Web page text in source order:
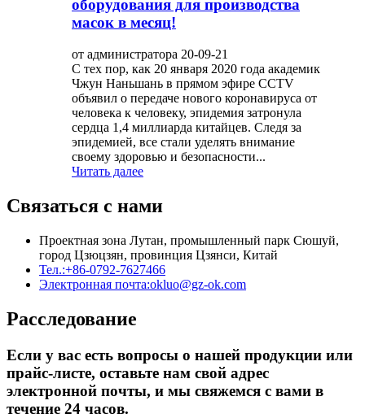
оборудования для производства
масок в месяц!
от администратора 20-09-21
С тех пор, как 20 января 2020 года академик
Чжун Наньшань в прямом эфире CCTV
объявил о передаче нового коронавируса от
человека к человеку, эпидемия затронула
сердца 1,4 миллиарда китайцев. Следя за
эпидемией, все стали уделять внимание
своему здоровью и безопасности...
Читать далее
Связаться с нами
Проектная зона Лутан, промышленный парк Сюшуй,
город Цзюцзян, провинция Цзянси, Китай
Тел.:+86-0792-7627466
Электронная почта:okluo@gz-ok.com
Расследование
Если у вас есть вопросы о нашей продукции или
прайс-листе, оставьте нам свой адрес
электронной почты, и мы свяжемся с вами в
течение 24 часов.